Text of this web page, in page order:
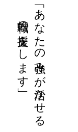
「あなたの強みが活かせる
転職の支援をします」